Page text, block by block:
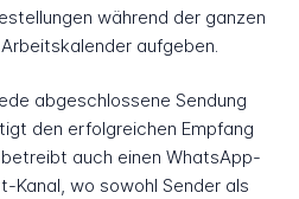
während der ganzen
aufgeben.
abgeschlossene Sendung
den erfolgreichen Empfang
auch einen WhatsApp-
Kanal, wo sowohl Sender als